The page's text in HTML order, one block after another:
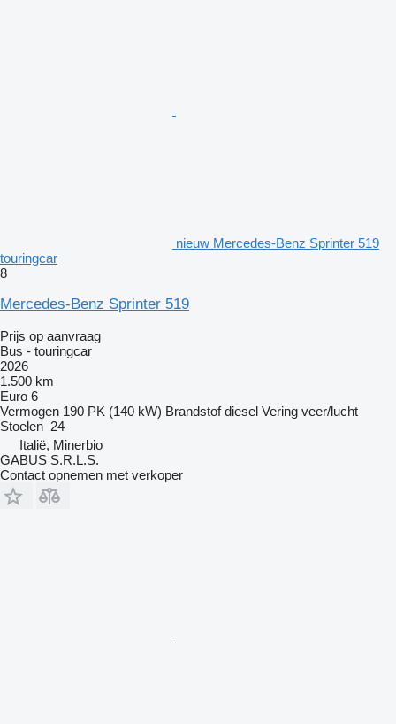
nieuw Mercedes-Benz Sprinter 519
touringcar
8
Mercedes-Benz Sprinter 519
Prijs op aanvraag
Bus - touringcar
2026
1.500 km
Euro 6
Vermogen 190 PK (140 kW) Brandstof diesel Vering veer/lucht
Stoelen 24
Italië, Minerbio
GABUS S.R.L.S.
Contact opnemen met verkoper